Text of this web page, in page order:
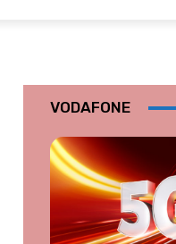
VODAFONE